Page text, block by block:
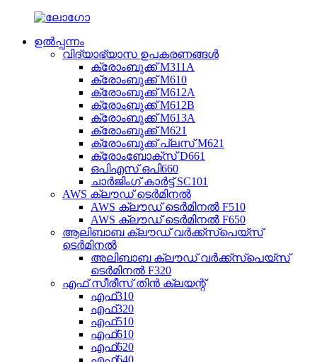
ഉൽപ്പന്നം
വിദ്യാഭ്യാസ ഉപകരണങ്ങൾ
ക്രോംബുക്ക് M311A
ക്രോംബുക്ക് M610
ക്രോംബുക്ക് M612A
ക്രോംബുക്ക് M612B
ക്രോംബുക്ക് M613A
ക്രോംബുക്ക് M621
ക്രോംബുക്ക് പ്ലസ് M621
ക്രോംബോക്സ് D661
ഒപിഎസ് ഒപി660
ചാർജിംഗ് കാർട്ട് SC101
AWS ക്ലൗഡ് ടെർമിനൽ
AWS ക്ലൗഡ് ടെർമിനൽ F510
AWS ക്ലൗഡ് ടെർമിനൽ F650
ആലിബാബ ക്ലൗഡ് വർക്ക്‌സ്‌പെയ്‌സ്
ടെർമിനൽ
അലിബാബ ക്ലൗഡ് വർക്ക്‌സ്‌പെയ്‌സ്
ടെർമിനൽ F320
എഫ് സീരീസ് തിൻ ക്ലയന്റ്
എഫ്310
എഫ്320
എഫ്510
എഫ്610
എഫ്620
എഫ്640